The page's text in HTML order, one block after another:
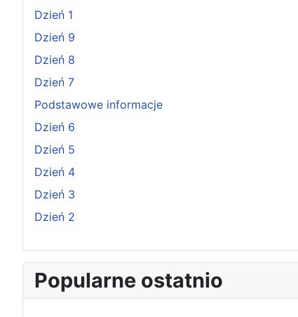
Dzień 1
Dzień 9
Dzień 8
Dzień 7
Podstawowe informacje
Dzień 6
Dzień 5
Dzień 4
Dzień 3
Dzień 2
Popularne ostatnio